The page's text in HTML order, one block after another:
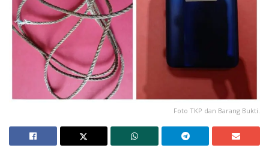
Foto TKP dan Barang Bukti.